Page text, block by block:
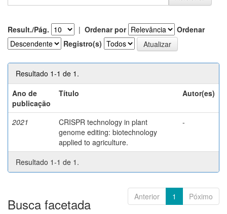
Result./Pág. | Ordenar por
Ordenar
Registro(s)
Resultado 1-1 de 1.
Ano de
publicação
Título Autor(es)
2021
CRISPR technology in plant
genome editing: biotechnology
applied to agriculture.
-
Resultado 1-1 de 1.
Anterior 1 Póximo
Busca facetada